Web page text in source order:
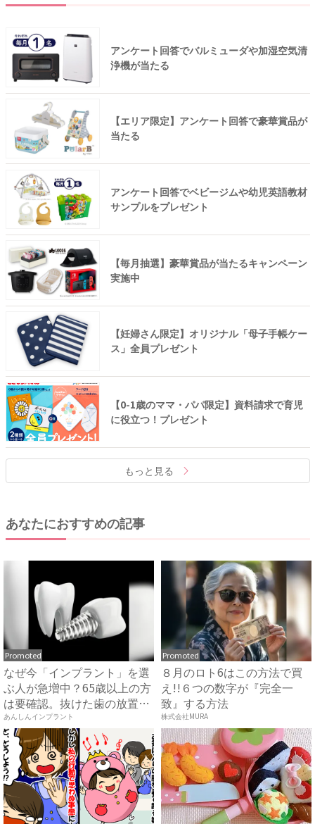
アンケート回答でバルミューダや加湿空気清
浄機が当たる
【エリア限定】アンケート回答で豪華賞品が
当たる
アンケート回答でベビージムや幼児英語教材
サンプルをプレゼント
【毎月抽選】豪華賞品が当たるキャンペーン
実施中
【妊婦さん限定】オリジナル「母子手帳ケー
ス」全員プレゼント
【0-1歳のママ・パパ限定】資料請求で育児
に役立つ！プレゼント
もっと見る
あなたにおすすめの記事
Promoted
なぜ今「インプラント」を選
ぶ人が急増中？65歳以上の方
は要確認。抜けた歯の放置
は...
あんしんインプラント
Promoted
８月のロト6はこの方法で買
え!!６つの数字が『完全一
致』する方法
株式会社MURA